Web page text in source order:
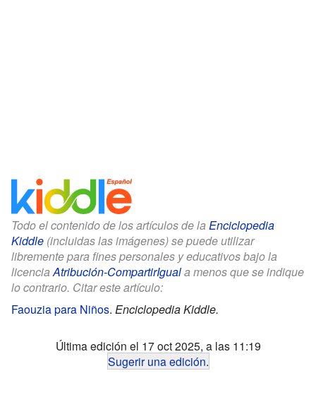
Todo el contenido de los artículos de la Enciclopedia
Kiddle (incluidas las imágenes) se puede utilizar
libremente para fines personales y educativos bajo la
licencia Atribución-CompartirIguala menos que se indique
lo contrario. Citar este artículo:
Faouzia para Niños. Enciclopedia Kiddle.
Última edición el 17 oct 2025, a las 11:19
Sugerir una edición.